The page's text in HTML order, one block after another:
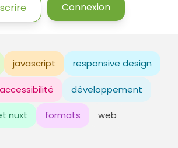
Connexion
javascript responsive design
accessibilité développement
nuxt formats web